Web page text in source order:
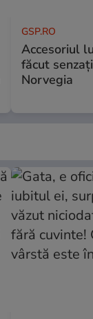
GSP.RO
Accesoriul
făcut
Norvegia